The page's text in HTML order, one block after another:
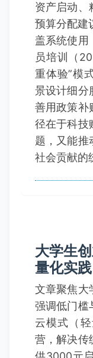
资产启动、
预算分配建
盖系统使用
员培训（
重体验”模
景设计细分
善用政策补
径在于科技
题，又能推
社会贡献的
大学生
量化实践
文章聚焦大
强调低门槛
云模式（
营，解决传